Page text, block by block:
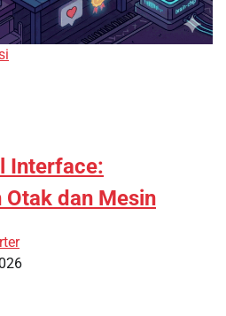
Interface:
dan Mesin